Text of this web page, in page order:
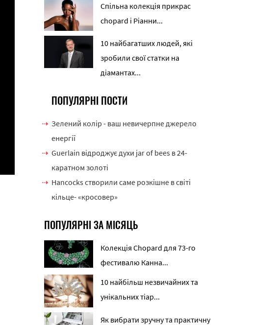
Спільна колекція прикрас
chopard і Ріанни...
10 найбагатших людей, які
зробили свої статки на
діамантах...
ПОПУЛЯРНІ ПОСТИ
Зелений колір - ваш невичерпне джерело
енергії
Guerlain відроджує духи jar of bees в 24-
каратном золоті
Hancocks створили саме розкішне в світі
кільце- «кросовер»
ПОПУЛЯРНІ ЗА МІСЯЦЬ
Колекція Chopard для 73-го
фестивалю Канна...
10 найбільш незвичайних та
унікальних тіар...
Як вибрати зручну та практичну